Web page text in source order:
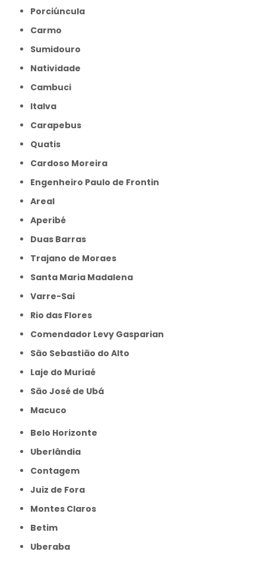
Porciúncula
Carmo
Sumidouro
Natividade
Cambuci
Italva
Carapebus
Quatis
Cardoso Moreira
Engenheiro Paulo de Frontin
Areal
Aperibé
Duas Barras
Trajano de Moraes
Santa Maria Madalena
Varre-Sai
Rio das Flores
Comendador Levy Gasparian
São Sebastião do Alto
Laje do Muriaé
São José de Ubá
Macuco
Belo Horizonte
Uberlândia
Contagem
Juiz de Fora
Montes Claros
Betim
Uberaba